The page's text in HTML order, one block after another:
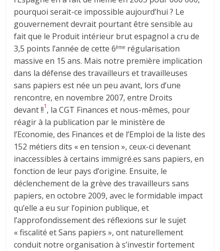
pourquoi serait-ce impossible aujourd’hui ? Le
gouvernement devrait pourtant être sensible au
fait que le Produit intérieur brut espagnol a cru de
3,5 points l’année de cette 6ème régularisation
massive en 15 ans. Mais notre première implication
dans la défense des travailleurs et travailleuses
sans papiers est née un peu avant, lors d’une
rencontre, en novembre 2007, entre Droits
devant !!1 , la CGT Finances et nous-mêmes, pour
réagir à la publication par le ministère de
l’Economie, des Finances et de l’Emploi de la liste des
152 métiers dits « en tension », ceux-ci devenant
inaccessibles à certains immigré.es sans papiers, en
fonction de leur pays d’origine. Ensuite, le
déclenchement de la grève des travailleurs sans
papiers, en octobre 2009, avec le formidable impact
qu’elle a eu sur l’opinion publique, et
l’approfondissement des réflexions sur le sujet
« fiscalité et Sans papiers », ont naturellement
conduit notre organisation à s’investir fortement